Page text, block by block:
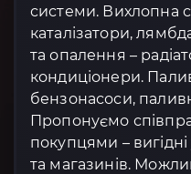
системи. Вихлопна
каталізатори,
та опалення –
кондиціонери.
бензонасоси,
Пропонуємо
покупцями –
та магазинів.